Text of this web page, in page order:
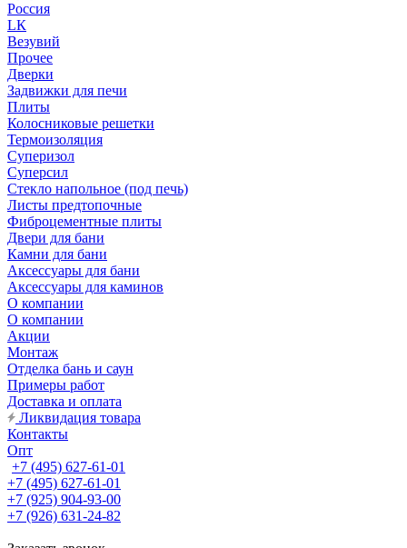
Россия
LК
Везувий
Прочее
Дверки
Задвижки для печи
Плиты
Колосниковые решетки
Термоизоляция
Суперизол
Суперсил
Стекло напольное (под печь)
Листы предтопочные
Фиброцементные плиты
Двери для бани
Камни для бани
Аксессуары для бани
Аксессуары для каминов
О компании
О компании
Акции
Монтаж
Отделка бань и саун
Примеры работ
Доставка и оплата
Ликвидация товара
Контакты
Опт
+7 (495) 627-61-01
+7 (495) 627-61-01
+7 (925) 904-93-00
+7 (926) 631-24-82